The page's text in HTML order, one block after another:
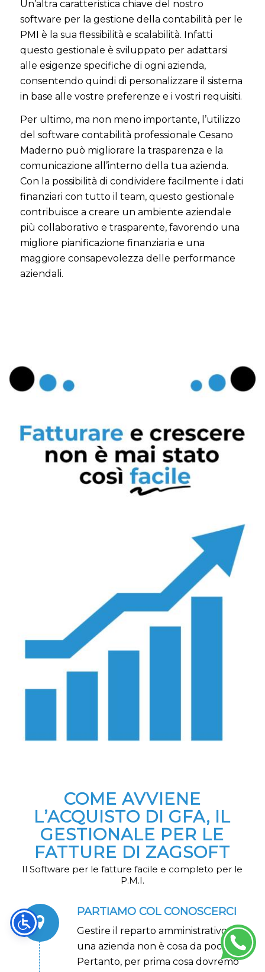
Un’altra caratteristica chiave del nostro
software per la gestione della contabilità per le
PMI è la sua flessibilità e scalabilità. Infatti
questo gestionale è sviluppato per adattarsi
alle esigenze specifiche di ogni azienda,
consentendo quindi di personalizzare il sistema
in base alle vostre preferenze e i vostri requisiti.
Per ultimo, ma non meno importante, l’utilizzo
del software contabilità professionale Cesano
Maderno può migliorare la trasparenza e la
comunicazione all’interno della tua azienda.
Con la possibilità di condividere facilmente i dati
finanziari con tutto il team, questo gestionale
contribuisce a creare un ambiente aziendale
più collaborativo e trasparente, favorendo una
migliore pianificazione finanziaria e una
maggiore consapevolezza delle performance
aziendali.
COME AVVIENE
L’ACQUISTO DI GFA, IL
GESTIONALE PER LE
FATTURE DI ZAGSOFT
Il Software per le fatture facile e completo per le
P.M.I.
PARTIAMO COL CONOSCERCI
Gestire il reparto amministrativo di
una azienda non è cosa da poco.
Pertanto, per prima cosa dovremo